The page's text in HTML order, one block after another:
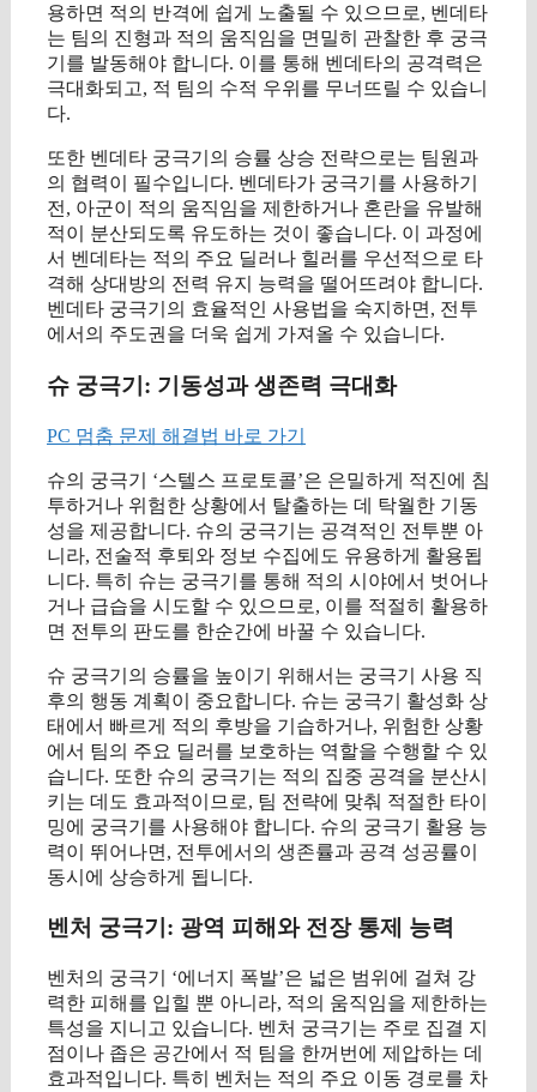
용하면 적의 반격에 쉽게 노출될 수 있으므로, 벤데타
는 팀의 진형과 적의 움직임을 면밀히 관찰한 후 궁극
기를 발동해야 합니다. 이를 통해 벤데타의 공격력은
극대화되고, 적 팀의 수적 우위를 무너뜨릴 수 있습니
다.
또한 벤데타 궁극기의 승률 상승 전략으로는 팀원과
의 협력이 필수입니다. 벤데타가 궁극기를 사용하기
전, 아군이 적의 움직임을 제한하거나 혼란을 유발해
적이 분산되도록 유도하는 것이 좋습니다. 이 과정에
서 벤데타는 적의 주요 딜러나 힐러를 우선적으로 타
격해 상대방의 전력 유지 능력을 떨어뜨려야 합니다.
벤데타 궁극기의 효율적인 사용법을 숙지하면, 전투
에서의 주도권을 더욱 쉽게 가져올 수 있습니다.
슈 궁극기: 기동성과 생존력 극대화
PC 멈춤 문제 해결법 바로 가기
슈의 궁극기 ‘스텔스 프로토콜’은 은밀하게 적진에 침
투하거나 위험한 상황에서 탈출하는 데 탁월한 기동
성을 제공합니다. 슈의 궁극기는 공격적인 전투뿐 아
니라, 전술적 후퇴와 정보 수집에도 유용하게 활용됩
니다. 특히 슈는 궁극기를 통해 적의 시야에서 벗어나
거나 급습을 시도할 수 있으므로, 이를 적절히 활용하
면 전투의 판도를 한순간에 바꿀 수 있습니다.
슈 궁극기의 승률을 높이기 위해서는 궁극기 사용 직
후의 행동 계획이 중요합니다. 슈는 궁극기 활성화 상
태에서 빠르게 적의 후방을 기습하거나, 위험한 상황
에서 팀의 주요 딜러를 보호하는 역할을 수행할 수 있
습니다. 또한 슈의 궁극기는 적의 집중 공격을 분산시
키는 데도 효과적이므로, 팀 전략에 맞춰 적절한 타이
밍에 궁극기를 사용해야 합니다. 슈의 궁극기 활용 능
력이 뛰어나면, 전투에서의 생존률과 공격 성공률이
동시에 상승하게 됩니다.
벤처 궁극기: 광역 피해와 전장 통제 능력
벤처의 궁극기 ‘에너지 폭발’은 넓은 범위에 걸쳐 강
력한 피해를 입힐 뿐 아니라, 적의 움직임을 제한하는
특성을 지니고 있습니다. 벤처 궁극기는 주로 집결 지
점이나 좁은 공간에서 적 팀을 한꺼번에 제압하는 데
효과적입니다. 특히 벤처는 적의 주요 이동 경로를 차